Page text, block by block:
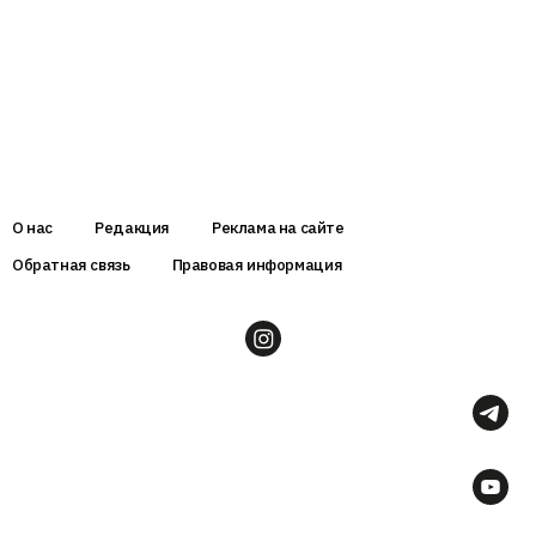
О нас Редакция
Реклама на сайте
Обратная связь
Правовая информация